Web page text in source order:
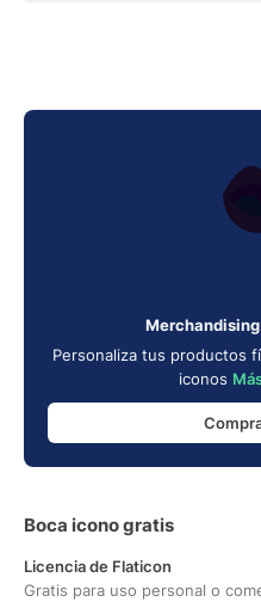
Personaliza tus productos
iconos
Boca icono gratis
Licencia de Flaticon
Gratis para uso personal o